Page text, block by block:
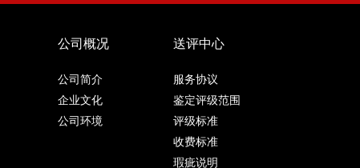
公司概况
公司简介
企业文化
公司环境
送评中心
服务协议
鉴定评级范围
评级标准
收费标准
瑕疵说明